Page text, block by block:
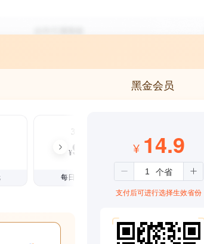
黑金会员
3个月
¥99
每日仅1.08元
¥ 14.9
支付后可进行选择生效省份